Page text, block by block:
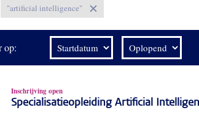
"artificial intelligence"
op:
Inschrijving open
Specialisatieopleiding Artificial